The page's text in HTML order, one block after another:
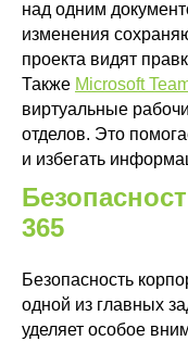
над одним
изменения
проекта видят
Также Microsoft
виртуальные
отделов. Это
и избегать
365
Безопасность
одной из главных
уделяет особое